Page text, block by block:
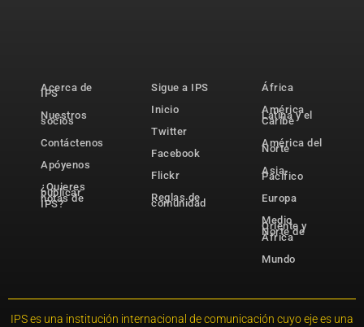
Acerca de
IPS
Nuestros
socios
Contáctenos
Apóyenos
¿Quieres
publicar
notas de
IPS?
Sigue a IPS
Inicio
Twitter
Facebook
Flickr
Reglas de
comunidad
África
América
Latina y el
Caribe
América del
Norte
Asia-
Pacífico
Europa
Medio
Oriente y
Norte de
África
Mundo
IPS es una institución internacional de comunicación cuyo eje es una